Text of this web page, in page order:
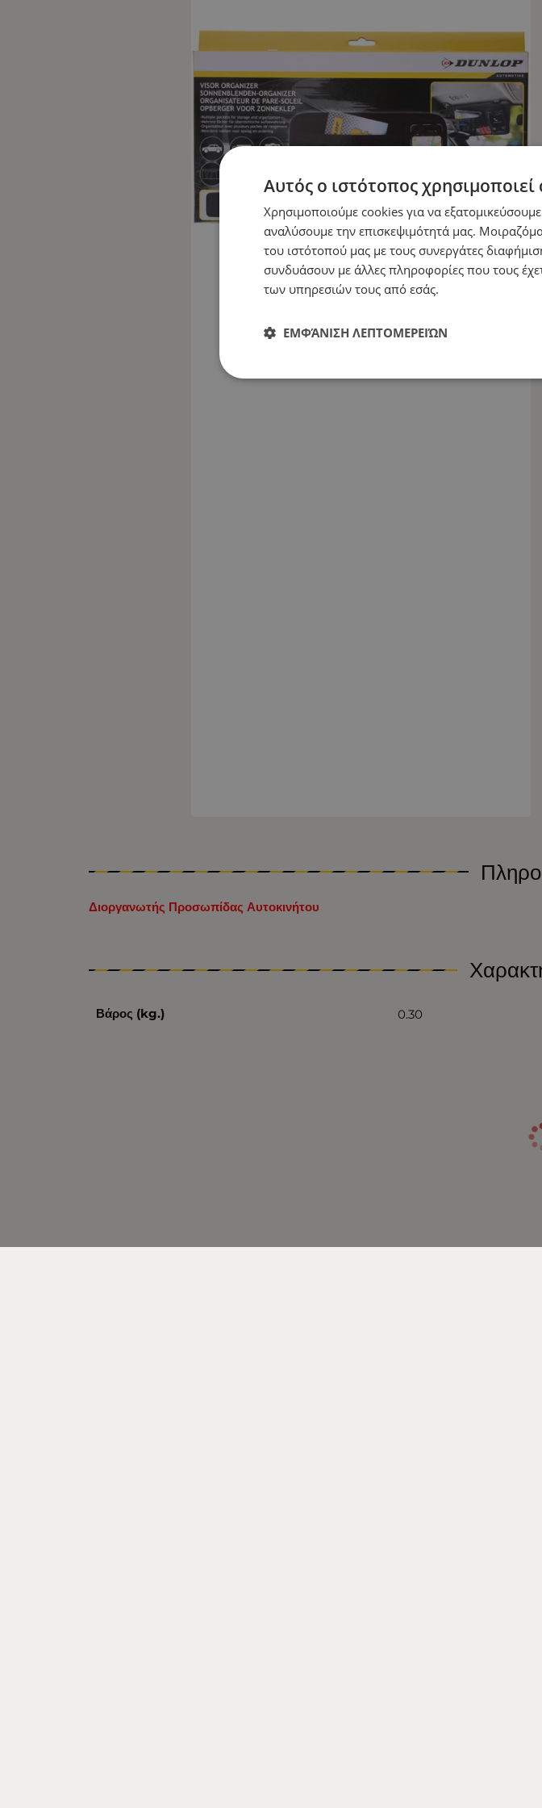
Διοργανωτής Προσωπίδας Αυτοκινήτου
Βάρος (kg.) 0.30
Αυτός ο ιστότοπος
Χρησιμοποιούμε cookies για να
αναλύσουμε την επισκεψιμότητά μας.
του ιστότοπού μας με τους συνεργάτες
συνδυάσουν με άλλες πληροφορίες που τους
των υπηρεσιών τους από εσάς.
ΕΜΦΆΝΙΣΗ ΛΕΠΤΟΜΕΡΕΙΏΝ